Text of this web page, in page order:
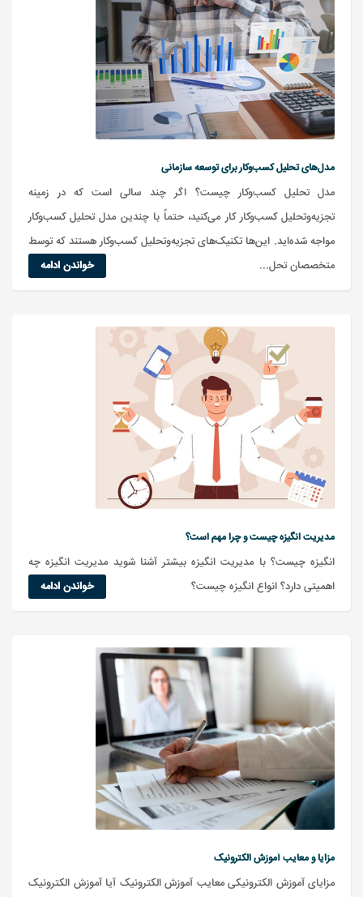
مدل‌های تحلیل کسب‌وکار برای توسعه سازمانی
مدل تحلیل کسب‌وکار چیست؟ اگر چند سالی است که در زمینه
تجزیه‌وتحلیل کسب‌وکار کار می‌کنید، حتماً با چندین مدل تحلیل کسب‌وکار
مواجه شده‌اید. این‌ها تکنیک‌های تجزیه‌وتحلیل کسب‌وکار هستند که توسط
متخصصان تحل...
خواندن ادامه
مدیریت انگیزه چیست و چرا مهم است؟
انگیزه چیست؟ با مدیریت انگیزه بیشتر آشنا شوید مدیریت انگیزه چه
اهمیتی دارد؟ انواع انگیزه چیست؟
خواندن ادامه
مزایا و معایب آموزش الکترونیک
مزایای آموزش الکترونیکی معایب آموزش الکترونیک آیا آموزش الکترونیک